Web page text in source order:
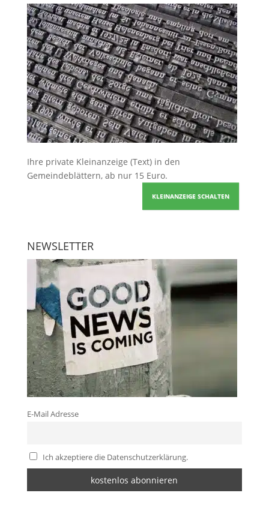
Ihre private Kleinanzeige (Text) in den
Gemeindeblättern, ab nur 15 Euro.
KLEINANZEIGE SCHALTEN
NEWSLETTER
E-Mail Adresse
Ich akzeptiere die Datenschutzerklärung.